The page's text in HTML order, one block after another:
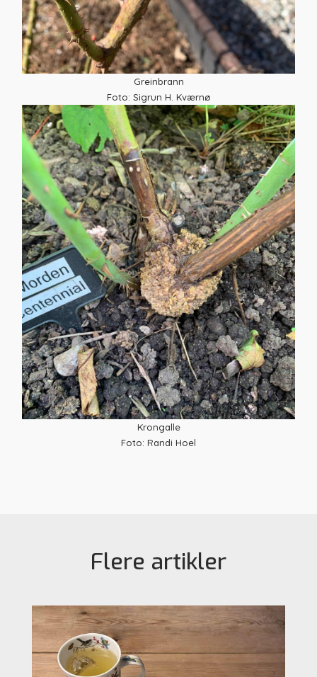
Greinbrann
Foto: Sigrun H. Kværnø
Krongalle
Foto: Randi Hoel
Flere artikler